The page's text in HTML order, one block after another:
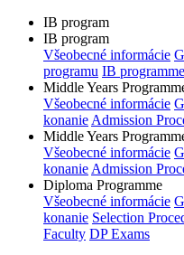
IB program
IB program
Všeobecné informácie
programu IB
Middle Years
Všeobecné informácie
konanie Admission
Middle Years
Všeobecné informácie
konanie Admission
Diploma Programme
Všeobecné informácie
konanie Selection
Faculty DP Exams